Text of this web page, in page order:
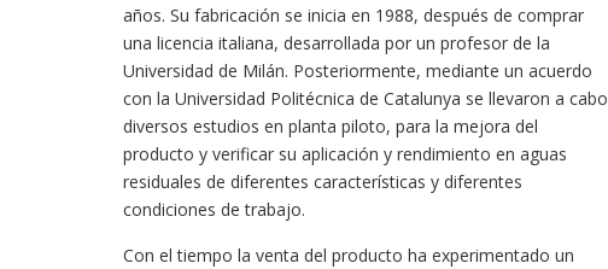
años. Su fabricación se inicia en 1988, después de comprar
una licencia italiana, desarrollada por un profesor de la
Universidad de Milán. Posteriormente, mediante un acuerdo
con la Universidad Politécnica de Catalunya se llevaron a cabo
diversos estudios en planta piloto, para la mejora del
producto y verificar su aplicación y rendimiento en aguas
residuales de diferentes características y diferentes
condiciones de trabajo.
Con el tiempo la venta del producto ha experimentado un